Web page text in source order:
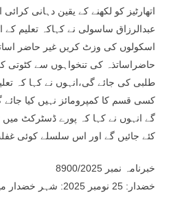
اتھارٹیز کو لکھنے کے یقین دہانی
عبدالرزاق ساسولی نے کہاکہ تعلیم کے
اسکولوں کی وزٹ کریں غیر حاضر
حاضراساتذہ کی تنخواہوں سے کٹوتی
طلبی کی جائے گی،انہوں نے کہا کہ
کسی قسم کا کمپرومائز نہیں کیا جائے
گے انہوں نے کہا کہ پورے ڈسٹرکٹ میں
کئے جائیں گے اور اس سلسلے کوئی
خبرنامہ نمبر 8900/2025
خضدار: 25 نومبر